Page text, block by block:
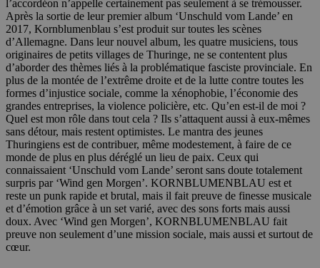
l’accordéon n’appelle certainement pas seulement à se trémousser.
Après la sortie de leur premier album ‘Unschuld vom Lande’ en
2017, Kornblumenblau s’est produit sur toutes les scènes
d’Allemagne. Dans leur nouvel album, les quatre musiciens, tous
originaires de petits villages de Thuringe, ne se contentent plus
d’aborder des thèmes liés à la problématique fasciste provinciale. En
plus de la montée de l’extrême droite et de la lutte contre toutes les
formes d’injustice sociale, comme la xénophobie, l’économie des
grandes entreprises, la violence policière, etc. Qu’en est-il de moi ?
Quel est mon rôle dans tout cela ? Ils s’attaquent aussi à eux-mêmes
sans détour, mais restent optimistes. Le mantra des jeunes
Thuringiens est de contribuer, même modestement, à faire de ce
monde de plus en plus déréglé un lieu de paix. Ceux qui
connaissaient ‘Unschuld vom Lande’ seront sans doute totalement
surpris par ‘Wind gen Morgen’. KORNBLUMENBLAU est et
reste un punk rapide et brutal, mais il fait preuve de finesse musicale
et d’émotion grâce à un set varié, avec des sons forts mais aussi
doux. Avec ‘Wind gen Morgen’, KORNBLUMENBLAU fait
preuve non seulement d’une mission sociale, mais aussi et surtout de
cœur.